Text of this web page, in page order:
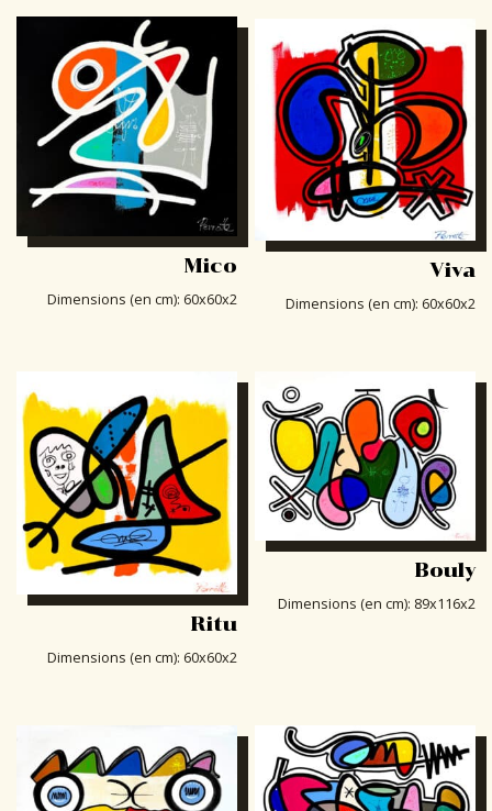
Mico
Dimensions (en cm): 60x60x2
Viva
Dimensions (en cm): 60x60x2
Ritu
Dimensions (en cm): 60x60x2
Bouly
Dimensions (en cm): 89x116x2